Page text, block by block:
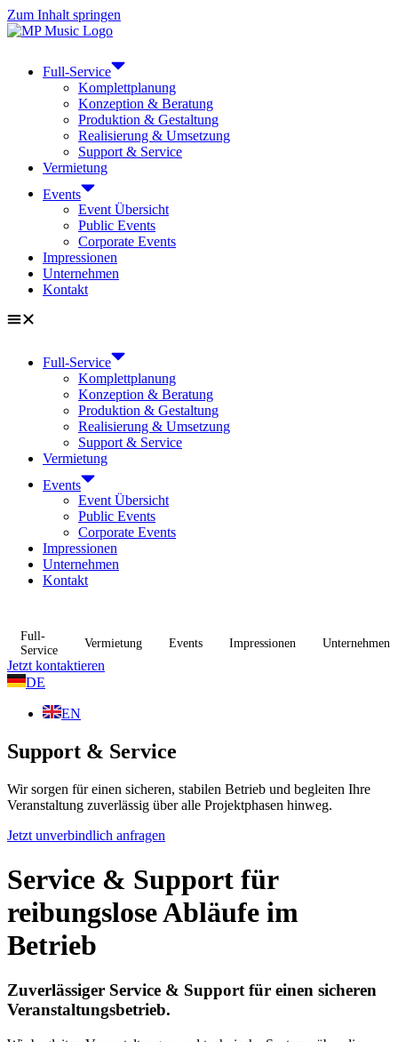
Zum Inhalt springen
Full-Service
Komplettplanung
Konzeption & Beratung
Produktion & Gestaltung
Realisierung & Umsetzung
Support & Service
Vermietung
Events
Event Übersicht
Public Events
Corporate Events
Impressionen
Unternehmen
Kontakt
Full-Service
Komplettplanung
Konzeption & Beratung
Produktion & Gestaltung
Realisierung & Umsetzung
Support & Service
Vermietung
Events
Event Übersicht
Public Events
Corporate Events
Impressionen
Unternehmen
Kontakt
Full-
Service
Vermietung Events Impressionen Unternehmen
Jetzt kontaktieren
DE
EN
Support & Service
Wir sorgen für einen sicheren, stabilen Betrieb und begleiten Ihre
Veranstaltung zuverlässig über alle Projektphasen hinweg.
Jetzt unverbindlich anfragen
Service & Support für
reibungslose Abläufe im
Betrieb
Zuverlässiger Service & Support für einen sicheren
Veranstaltungsbetrieb.